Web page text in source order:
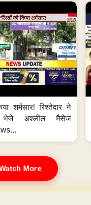
शर्मसार! रिश्तेदार ने
भेजे अश्लील मैसेज
More